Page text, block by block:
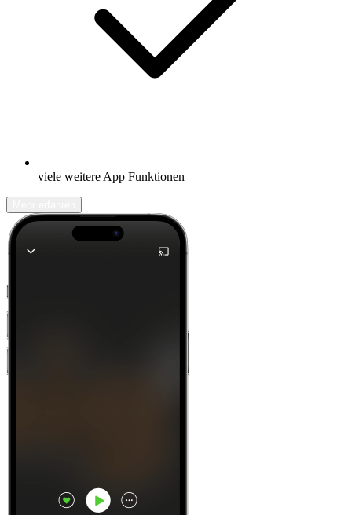
viele weitere App Funktionen